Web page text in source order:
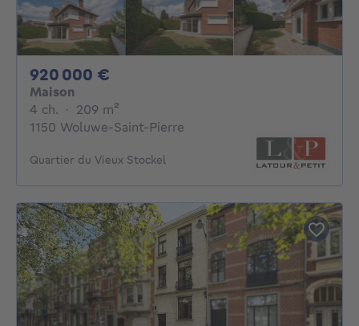
920 000 €
Maison
4 ch. 4 chambres
· 209 m²
1150 Woluwe-Saint-Pierre
Quartier du Vieux Stockel